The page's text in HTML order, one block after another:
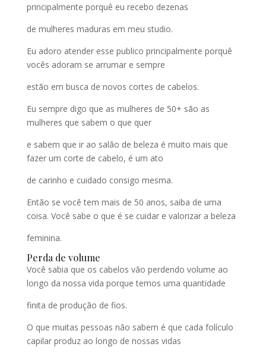
principalmente porquê eu recebo dezenas
de mulheres maduras em meu studio.
Eu adoro atender esse publico principalmente porquê
vocês adoram se arrumar e sempre
estão em busca de novos cortes de cabelos.
Eu sempre digo que as mulheres de 50+ são as
mulheres que sabem o que quer
e sabem que ir ao salão de beleza é muito mais que
fazer um corte de cabelo, é um ato
de carinho e cuidado consigo mesma.
Então se você tem mais de 50 anos, saiba de uma
coisa. Você sabe o que é se cuidar e valorizar a beleza
feminina.
Perda de volume
Você sabia que os cabelos vão perdendo volume ao
longo da nossa vida porque temos uma quantidade
finita de produção de fios.
O que muitas pessoas não sabem é que cada folículo
capilar produz ao longo de nossas vidas